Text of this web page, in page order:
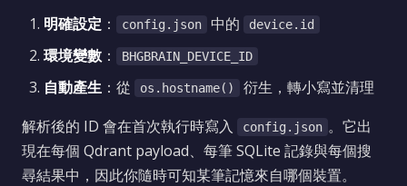
明確設定 ： config.json 中的 device.id
環境變數 ： BHGBRAIN_DEVICE_ID
自動產生 ：從 os.hostname()
衍生，轉小寫並清理
解析後的 ID 會在首次執行時寫入
config.json 。它出
現在每個 Qdrant payload、每筆 SQLite 記錄與每個搜
尋結果中，因此你隨時可知某筆記憶來自哪個裝置。